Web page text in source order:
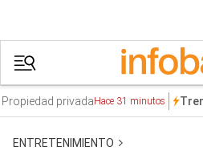
privadaHace 31 minutos
ENTRETENIMIENTO